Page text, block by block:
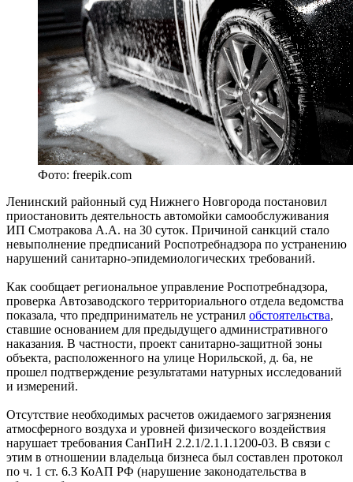
Фото: freepik.com
Ленинский районный суд Нижнего Новгорода постановил
приостановить деятельность автомойки самообслуживания
ИП Смотракова А.А. на 30 суток. Причиной санкций стало
невыполнение предписаний Роспотребнадзора по устранению
нарушений санитарно-эпидемиологических требований.
Как сообщает региональное управление Роспотребнадзора,
проверка Автозаводского территориального отдела ведомства
показала, что предприниматель не устранил обстоятельства,
ставшие основанием для предыдущего административного
наказания. В частности, проект санитарно-защитной зоны
объекта, расположенного на улице Норильской, д. 6а, не
прошел подтверждение результатами натурных исследований
и измерений.
Отсутствие необходимых расчетов ожидаемого загрязнения
атмосферного воздуха и уровней физического воздействия
нарушает требования СанПиН 2.2.1/2.1.1.1200-03. В связи с
этим в отношении владельца бизнеса был составлен протокол
по ч. 1 ст. 6.3 КоАП РФ (нарушение законодательства в